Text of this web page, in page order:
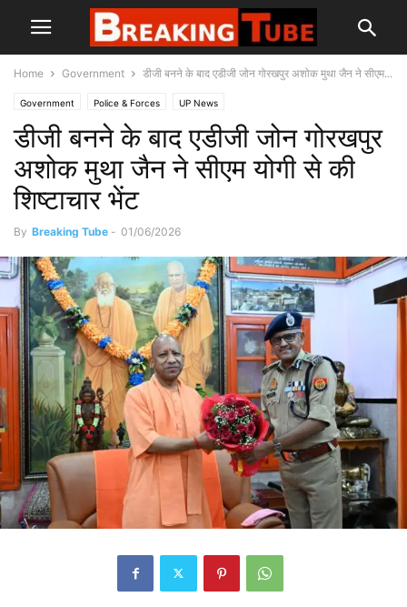
Home Government डीजी बनने के बाद एडीजी जोन गोरखपुर अशोक मुथा जैन ने सीएम...
Government Police & Forces UP News
डीजी बनने के बाद एडीजी जोन गोरखपुर
अशोक मुथा जैन ने सीएम योगी से की
शिष्टाचार भेंट
By Breaking Tube - 01/06/2026